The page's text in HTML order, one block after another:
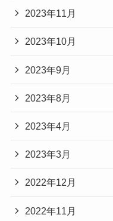
2023年11月
2023年10月
2023年9月
2023年8月
2023年4月
2023年3月
2022年12月
2022年11月